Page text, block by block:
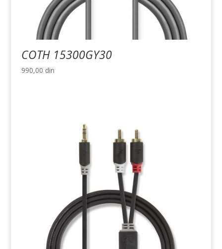
COTH 15300GY30
990,00 din